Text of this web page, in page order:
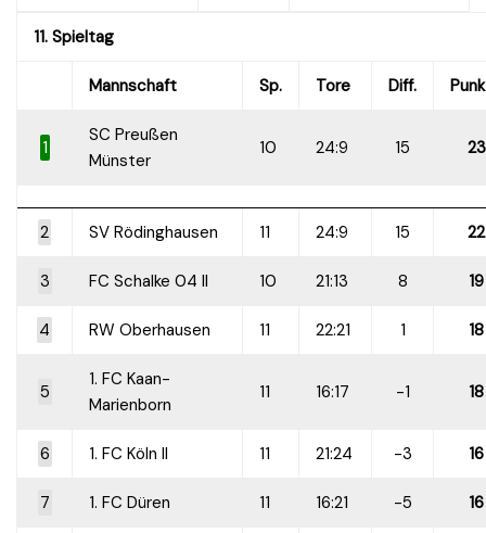
11. Spieltag
Mannschaft Sp. Tore Diff.
1
SC Preußen
Münster
10 24:9 15 23
2 SV Rödinghausen 11 24:9 15 22
3 FC Schalke 04 II 10 21:13 8 19
4 RW Oberhausen 11 22:21 1 18
5
1. FC Kaan-
Marienborn
11 16:17 -1 18
6 1. FC Köln II 11 21:24 -3 16
7 1. FC Düren 11 16:21 -5 16